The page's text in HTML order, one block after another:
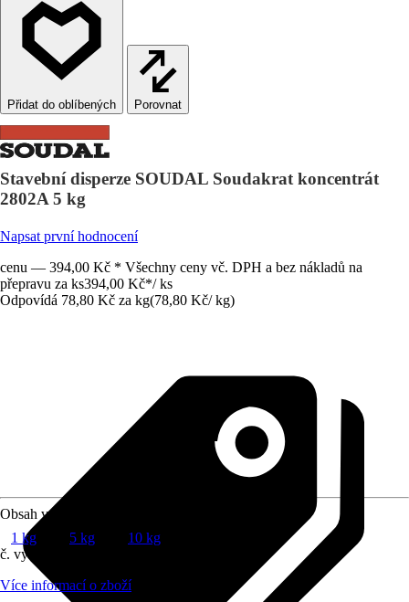
Porovnat
Stavební disperze SOUDAL Soudakrat koncentrát
2802A 5 kg
Napsat první hodnocení
cenu — 394,00 Kč * Všechny ceny vč. DPH a bez nákladů na
přepravu za ks394,00 Kč*/ ks
Odpovídá 78,80 Kč za kg(78,80 Kč/ kg)
Obsah v kg
1 kg
5 kg
10 kg
č. výrobku
Více informací o zboží